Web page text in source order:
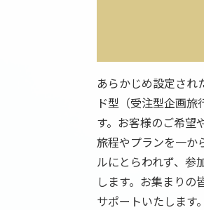
あらかじめ設定され
ド型（受注型企画
す。お客様のご希望
旅程やプランを一か
ルにとらわれず、参
します。お集まりの
サポートいたします。